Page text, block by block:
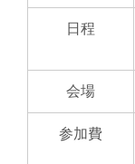
日程
会場
参加費